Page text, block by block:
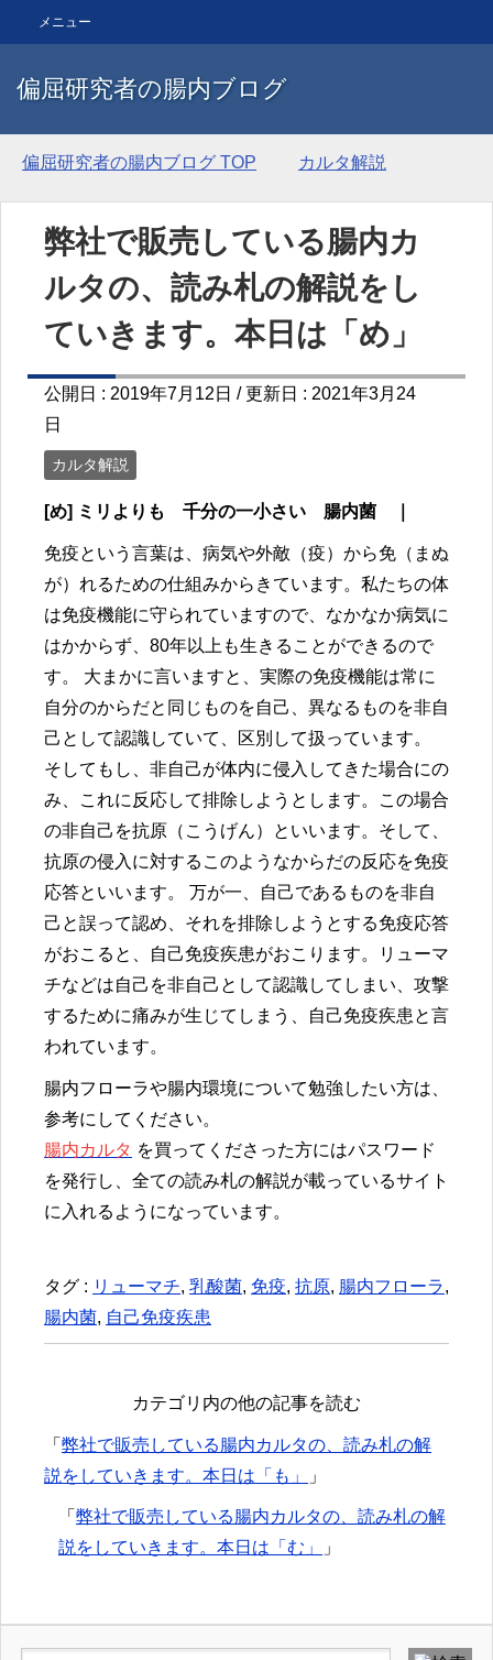
偏屈研究者の腸内ブログ
メニュー
偏屈研究者の腸内ブログ TOP カルタ解説
弊社で販売している腸内カ
ルタの、読み札の解説をし
ていきます。本日は「め」
公開日 : 2019年7月12日 / 更新日 : 2021年3月24
日
カルタ解説
[め] ミリよりも 千分の一小さい 腸内菌 ｜
免疫という言葉は、病気や外敵（疫）から免（まぬ
が）れるための仕組みからきています。私たちの体
は免疫機能に守られていますので、なかなか病気に
はかからず、80年以上も生きることができるので
す。 大まかに言いますと、実際の免疫機能は常に
自分のからだと同じものを自己、異なるものを非自
己として認識していて、区別して扱っています。
そしてもし、非自己が体内に侵入してきた場合にの
み、これに反応して排除しようとします。この場合
の非自己を抗原（こうげん）といいます。そして、
抗原の侵入に対するこのようなからだの反応を免疫
応答といいます。 万が一、自己であるものを非自
己と誤って認め、それを排除しようとする免疫応答
がおこると、自己免疫疾患がおこります。リューマ
チなどは自己を非自己として認識してしまい、攻撃
するために痛みが生じてしまう、自己免疫疾患と言
われています。
腸内フローラや腸内環境について勉強したい方は、
参考にしてください。
腸内カルタ を買ってくださった方にはパスワード
を発行し、全ての読み札の解説が載っているサイト
に入れるようになっています。
タグ : リューマチ, 乳酸菌, 免疫, 抗原, 腸内フローラ,
腸内菌, 自己免疫疾患
カテゴリ内の他の記事を読む
「 弊社で販売している腸内カルタの、読み札の解
説をしていきます。本日は「も」
」
「 弊社で販売している腸内カルタの、読み札の解
説をしていきます。本日は「む」
」